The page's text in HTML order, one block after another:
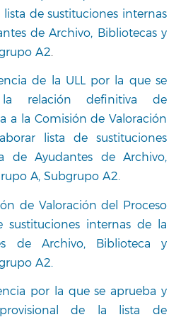
de sustituciones internas
de Archivo, Bibliotecas y
A2.
de la ULL por la que se
la relación definitiva de
a la Comisión de Valoración
lista de sustituciones
de Ayudantes de Archivo,
A, Subgrupo A2.
de Valoración del Proceso
sustituciones internas de la
de Archivo, Biblioteca y
A2.
por la que se aprueba y
de la lista de